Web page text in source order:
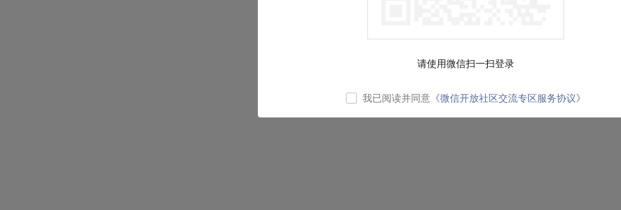
请使用微信扫一扫登录
我已阅读并同意 《微信开放社区交流专区服务协议》